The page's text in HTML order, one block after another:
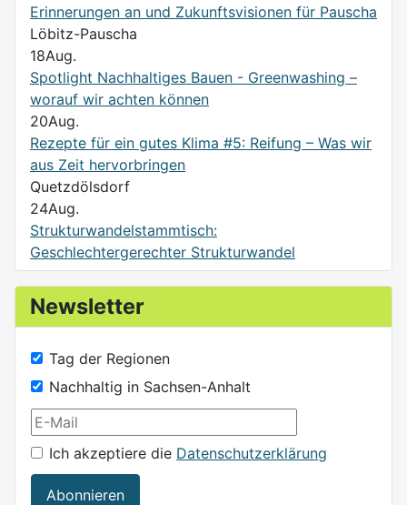
Erinnerungen an und Zukunftsvisionen für Pauscha
Löbitz-Pauscha
18Aug.
Spotlight Nachhaltiges Bauen - Greenwashing –
worauf wir achten können
20Aug.
Rezepte für ein gutes Klima #5: Reifung – Was wir
aus Zeit hervorbringen
Quetzdölsdorf
24Aug.
Strukturwandelstammtisch:
Geschlechtergerechter Strukturwandel
Newsletter
Tag der Regionen
Nachhaltig in Sachsen-Anhalt
Ich akzeptiere die Datenschutzerklärung
Abonnieren